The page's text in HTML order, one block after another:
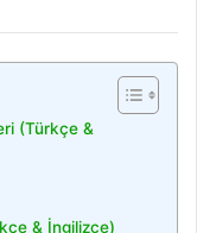
(Türkçe &
& İngilizce)